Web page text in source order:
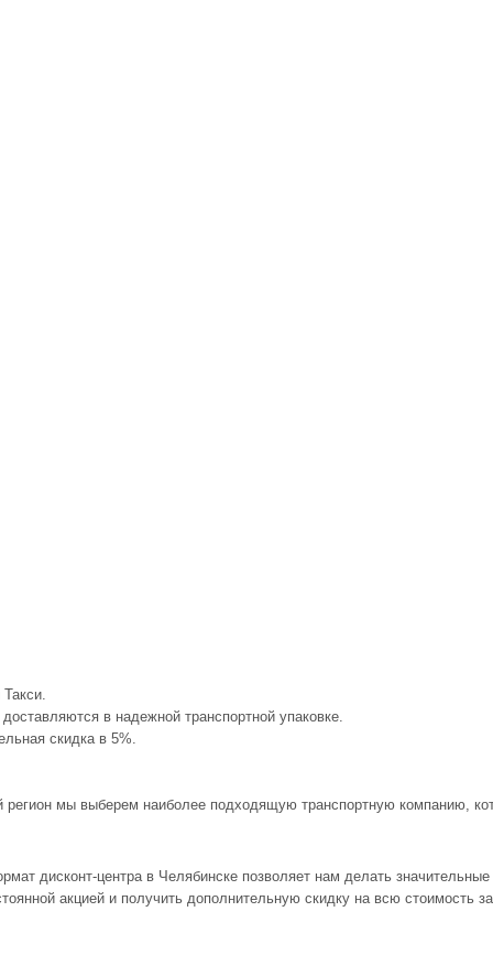
в надежной транспортной упаковке.
скидка в 5%.
мы выберем наиболее подходящую транспортную компанию,
дисконт-центра в Челябинске позволяет нам делать
акцией и получить дополнительную скидку на всю